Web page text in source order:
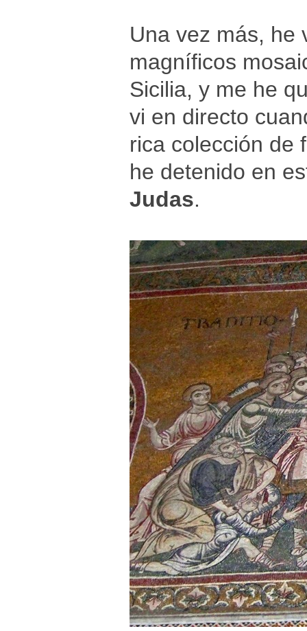
Una vez más, he
magníficos
Sicilia, y me he
vi en directo
rica colección de
he detenido en
Judas.